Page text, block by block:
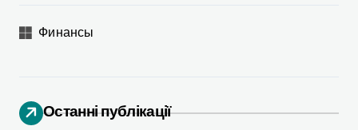
Финансы
Останні публікації